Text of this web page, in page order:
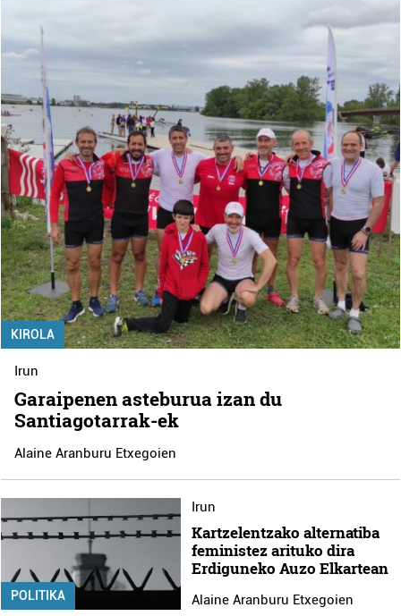
KIROLA
Irun
Garaipenen asteburua izan du
Santiagotarrak-ek
Alaine Aranburu Etxegoien
POLITIKA
Irun
Kartzelentzako alternatiba
feministez arituko dira
Erdiguneko Auzo Elkartean
Alaine Aranburu Etxegoien